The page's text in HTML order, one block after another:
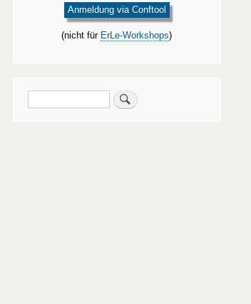
Anmeldung via Conftool
(nicht für ErLe-Workshops)
Suche